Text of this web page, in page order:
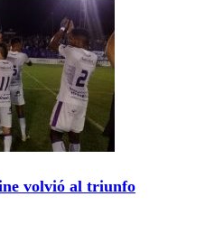
volvió al triunfo